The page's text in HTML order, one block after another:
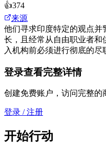
👍374
来源
他们寻求印度特定的观点
长，且经常从自由职业者和
入机构前必须进行彻底的尽
登录查看完整详情
创建免费账户，访问完整的
登录 / 注册
开始行动